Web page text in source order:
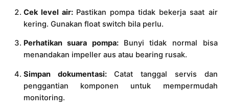
Cek level air: Pastikan pompa tidak bekerja saat air
kering. Gunakan float switch bila perlu.
Perhatikan suara pompa: Bunyi tidak normal bisa
menandakan impeller aus atau bearing rusak.
Simpan dokumentasi: Catat tanggal servis dan
penggantian komponen untuk mempermudah
monitoring.